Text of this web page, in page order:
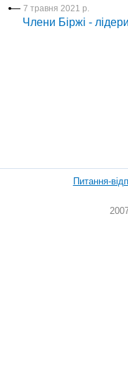
7 травня 2021 р.
Члени Біржі -
Питання-